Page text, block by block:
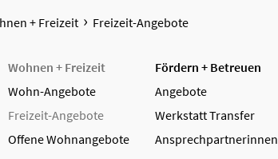
+ Freizeit Freizeit-Angebote
Wohnen + Freizeit
Wohn-Angebote
Freizeit-Angebote
Offene Wohnangebote
Fördern + Betreuen
Angebote
Werkstatt Transfer
Ansprechpartnerinnen